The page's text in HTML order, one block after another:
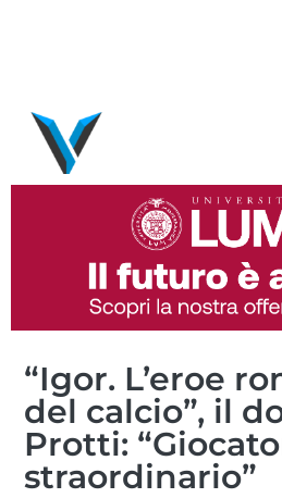
“Igor. L’eroe
del calcio”, il
Protti:
straordinario”